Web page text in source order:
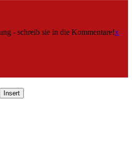
- schreib sie in die Kommentare!x
Insert